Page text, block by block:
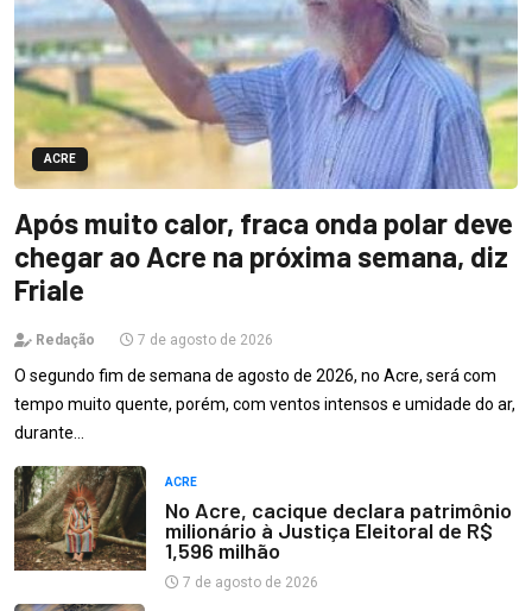
ACRE
Após muito calor, fraca onda polar deve
chegar ao Acre na próxima semana, diz
Friale
Redação 7 de agosto de 2026
O segundo fim de semana de agosto de 2026, no Acre, será com
tempo muito quente, porém, com ventos intensos e umidade do ar,
durante…
ACRE
No Acre, cacique declara patrimônio
milionário à Justiça Eleitoral de R$
1,596 milhão
7 de agosto de 2026